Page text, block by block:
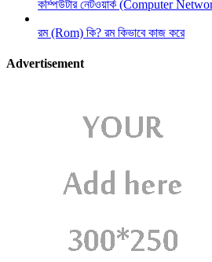
কম্পিউটার নেটওয়ার্ক (Computer
রম (Rom) কি? রম কিভাবে কাজ করে
Advertisement